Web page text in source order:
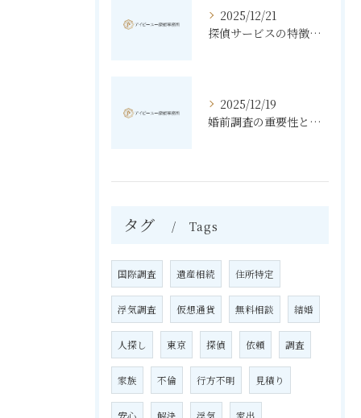
2025/12/21
探偵サービスの特徴と無料相談の利点
2025/12/19
婚前調査の重要性と進め方
タグ Tags
国際調査 遺産相続 住所特定
浮気調査 仮想通貨 無料相談 結婚
人探し 東京 探偵 依頼 調査
家族 不倫 行方不明 見積り